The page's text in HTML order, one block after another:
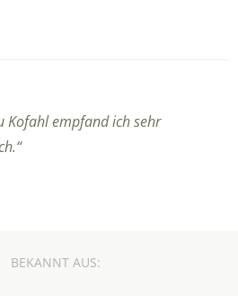
Kofahl empfand ich sehr
BEKANNT AUS: